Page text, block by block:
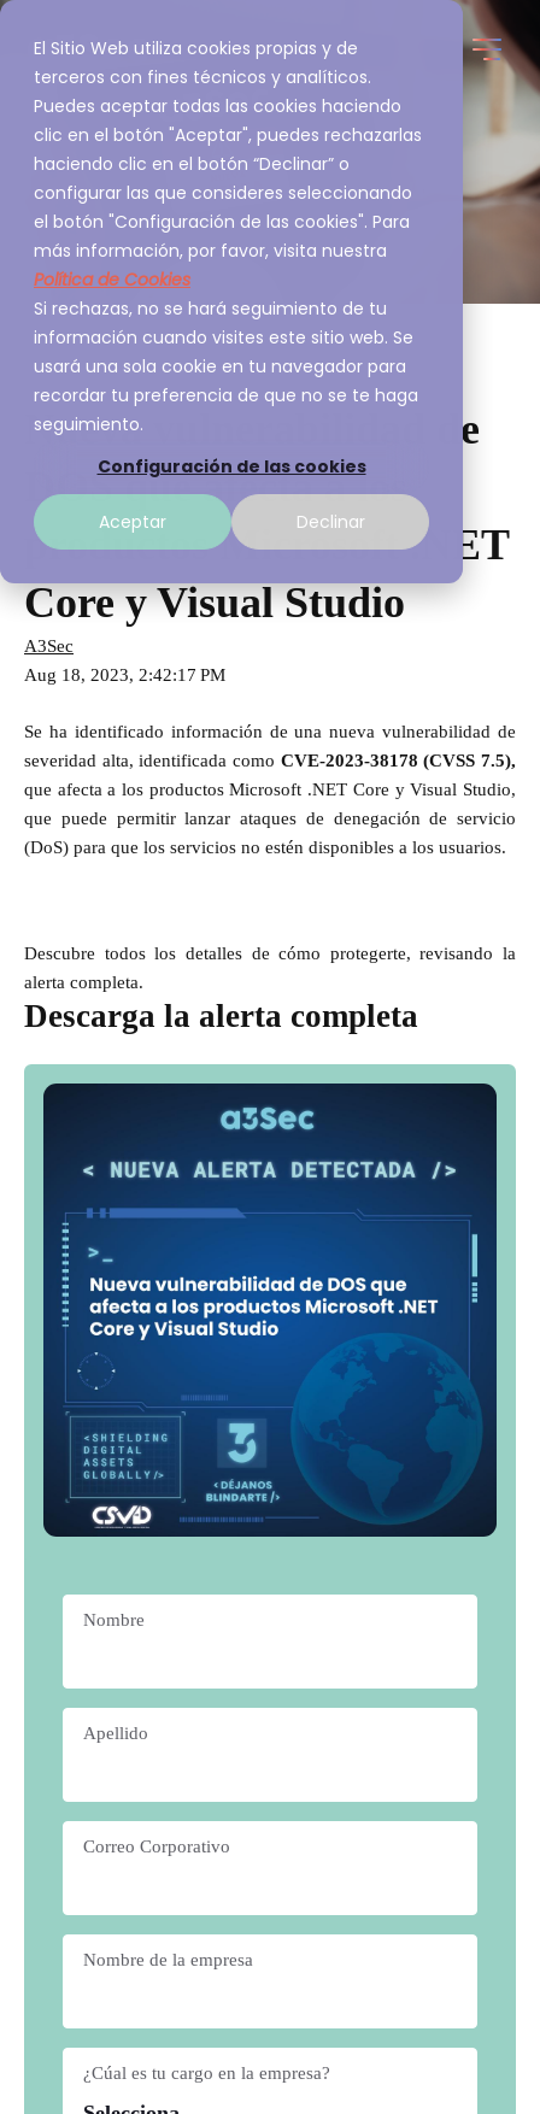
El Sitio Web utiliza cookies propias y de
terceros con fines técnicos y analíticos.
Puedes aceptar todas las cookies haciendo
clic en el botón "Aceptar", puedes rechazarlas
haciendo clic en el botón “Declinar” o
configurar las que consideres seleccionando
el botón "Configuración de las cookies". Para
más información, por favor, visita nuestra
Política de Cookies
Si rechazas, no se hará seguimiento de tu
información cuando visites este sitio web. Se
usará una sola cookie en tu navegador para
recordar tu preferencia de que no se te haga
seguimiento.
Configuración de las cookies
Aceptar Declinar
Nueva vulnerabilidad de
DOS que afecta a los
productos Microsoft .NET
Core y Visual Studio
A3Sec
Aug 18, 2023, 2:42:17 PM
Se ha identificado información de una nueva vulnerabilidad de
severidad alta, identificada como CVE-2023-38178 (CVSS 7.5),
que afecta a los productos Microsoft .NET Core y Visual Studio,
que puede permitir lanzar ataques de denegación de servicio
(DoS) para que los servicios no estén disponibles a los usuarios.
Descubre todos los detalles de cómo protegerte, revisando la
alerta completa.
Descarga la alerta completa
Nombre
Apellido
Correo Corporativo
Nombre de la empresa
¿Cúal es tu cargo en la empresa?